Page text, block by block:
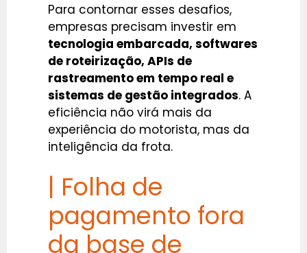
Para contornar esses desafios,
empresas precisam investir em
tecnologia embarcada, softwares
de roteirização, APIs de
rastreamento em tempo real e
sistemas de gestão integrados. A
eficiência não virá mais da
experiência do motorista, mas da
inteligência da frota.
| Folha de
pagamento fora
da base de